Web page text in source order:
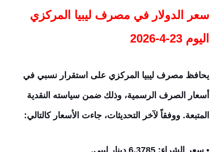
سعر الدولار في مصرف ليبيا المركزي
اليوم 23-4-2026
يحافظ مصرف ليبيا المركزي على استقرار نسبي في
أسعار الصرف الرسمية، وذلك ضمن سياسته النقدية
المتبعة. ووفقاً لآخر التحديثات، جاءت الأسعار كالتالي:
• سعر الشراء: 6.3785 دينار ليبي.